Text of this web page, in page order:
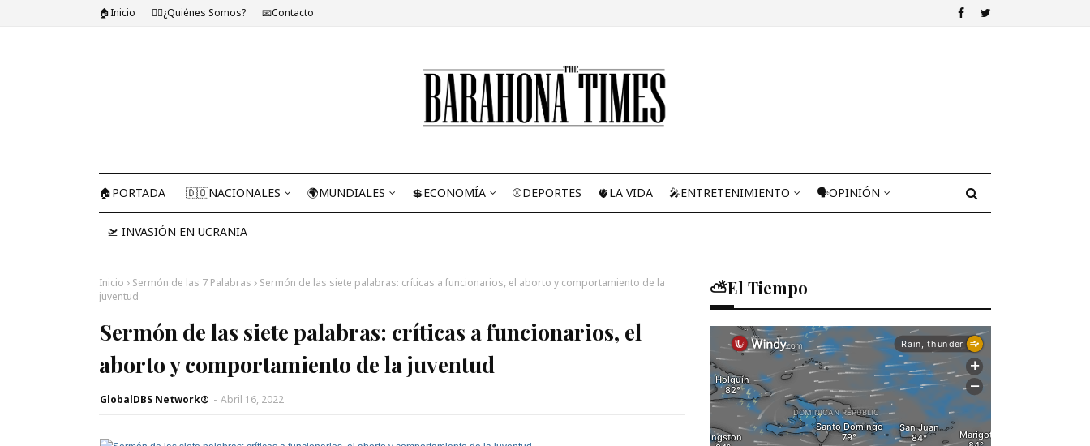
🏠Inicio 🤷‍♂️¿Quiénes Somos? 📧Contacto
🏠PORTADA 🇩🇴NACIONALES 🌍MUNDIALES 💲ECONOMÍA ⚾DEPORTES 🫀LA VIDA 🎤ENTRETENIMIENTO 🗣OPINIÓN
🛫 INVASIÓN EN UCRANIA
Inicio Sermón de las 7 Palabras
Sermón de las siete palabras: críticas a funcionarios, el aborto y comportamiento de la
juventud
Sermón de las siete palabras: críticas a funcionarios, el
aborto y comportamiento de la juventud
GlobalDBS Network® - Abril 16, 2022
⛅El Tiempo